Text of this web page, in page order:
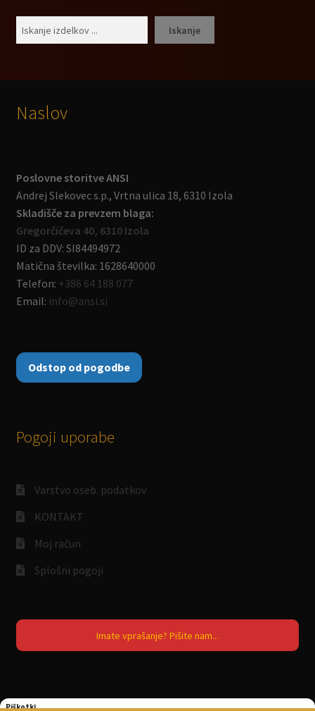
Piškotki
Iskanje
Naslov
Poslovne storitve ANSI
Andrej Slekovec s.p., Vrtna ulica 18, 6310 Izola
Skladišče za prevzem blaga:
Gregorčičeva 40, 6310 Izola
ID za DDV: SI84494972
Matična številka: 1628640000
Telefon: +386 64 188 077
Email: info@ansi.si
Odstop od pogodbe
Pogoji uporabe
Varstvo oseb. podatkov
KONTAKT
Moj račun
Splošni pogoji
Imate vprašanje? Pišite nam...